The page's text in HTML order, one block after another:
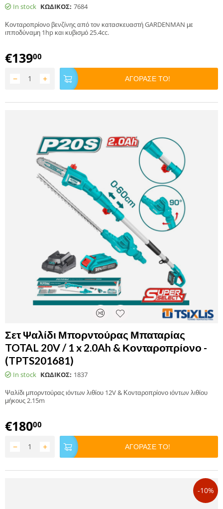
In stock ΚΩΔΙΚΟΣ: 7684
Κονταροπρίονο βενζίνης από τον κατασκευαστή GARDENMAN με
ιπποδύναμη 1hp και κυβισμό 25.4cc.
€13900
+
− ΑΓΟΡΑΣΕ ΤΟ!
Σετ Ψαλίδι Μπορντούρας Μπαταρίας
TOTAL 20V / 1 x 2.0Ah & Κονταροπρίονο -
(TPTS201681)
In stock ΚΩΔΙΚΟΣ: 1837
Ψαλίδι μπορντούρας ιόντων λιθίου 12V & Κονταροπρίονο ιόντων λιθίου
μήκους 2.15m
€18000
+
− ΑΓΟΡΑΣΕ ΤΟ!
-10%